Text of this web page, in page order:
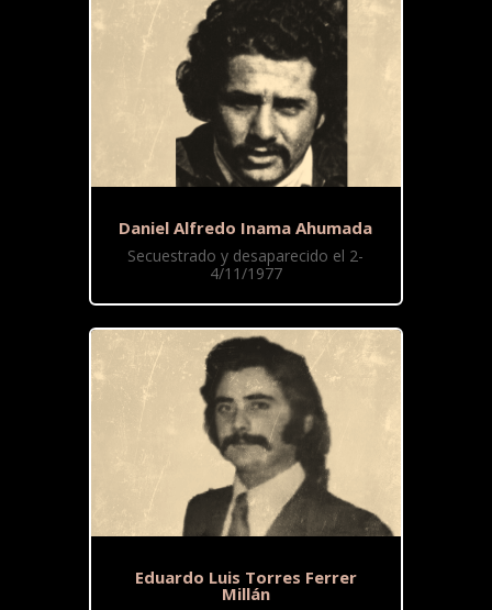
Daniel Alfredo Inama Ahumada
Secuestrado y desaparecido el 2-
4/11/1977
Eduardo Luis Torres Ferrer
Millán